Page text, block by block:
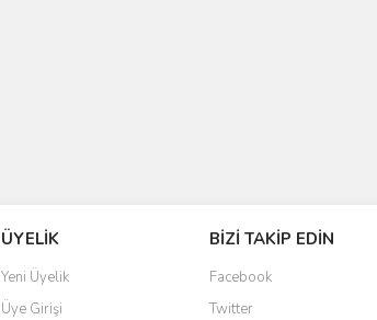
ÜYELİK
Yeni Üyelik
Üye Girişi
BİZİ TAKİP EDİN
Facebook
Twitter